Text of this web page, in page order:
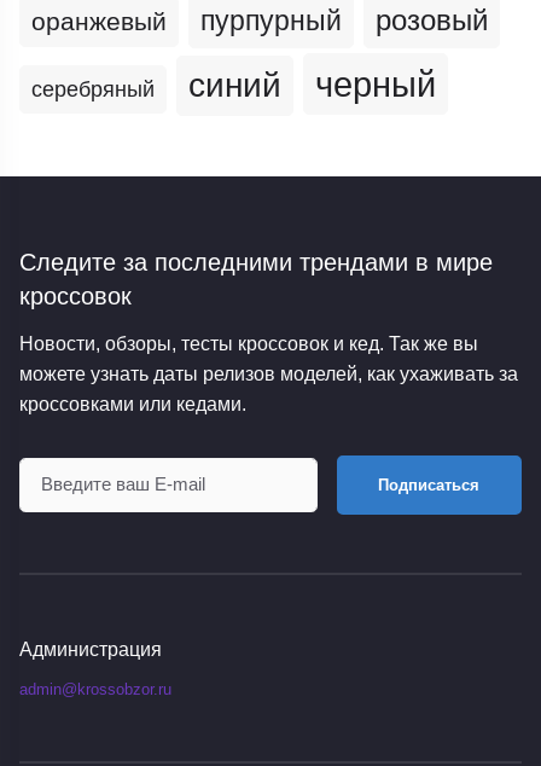
оранжевый пурпурный розовый
серебряный синий черный
Следите за последними трендами в мире
кроссовок
Новости, обзоры, тесты кроссовок и кед. Так же вы
можете узнать даты релизов моделей, как ухаживать за
кроссовками или кедами.
Подписаться
Администрация
admin@krossobzor.ru